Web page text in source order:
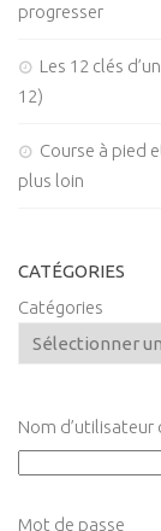
progresser
Les 12 clés
12)
Course à pied
plus loin
CATÉGORIES
Catégories
Nom d’utilisateur
Mot de passe